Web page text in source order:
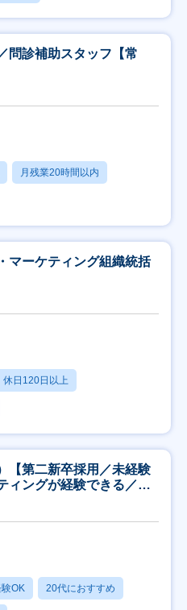
問診補助スタッフ【常
月残業20時間以内
マーケティング組織統括
休日120日以上
【第二新卒採用／未経験
ィングが経験できる／研
OK 20代におすすめ